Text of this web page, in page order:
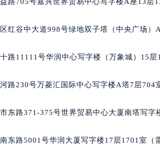
吉林省四平市铁东区紫气大路与南九经街交
吉林省通化市东昌区环通乡江南大街万宝龙售
辽宁省鞍山市铁东区站前街万宝龙售后服务中
辽宁省朝阳市双塔区新华路万宝龙售后服务
辽宁省抚顺市新抚区东一路万宝龙售后服务中
路705号嘉兴世界贸易中心写字楼A座13层
红谷中大道998号绿地双子塔（中央广场）
路11111号华润中心写字楼（万象城）15层
路230号万菱汇国际中心写字楼A塔7层704
东路371-375号世界贸易中心大厦南塔写字
东路5001号华润大厦写字楼17层1701室（